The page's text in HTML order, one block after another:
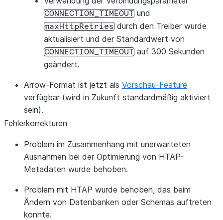
CONNECTION_TIMEOUT und
maxHttpRetries durch den Treiber wurde
aktualisiert und der Standardwert von
CONNECTION_TIMEOUT auf 300 Sekunden
geändert.
Arrow-Format ist jetzt als Vorschau-Feature
verfügbar (wird in Zukunft standardmäßig aktiviert
sein).
Fehlerkorrekturen
Problem im Zusammenhang mit unerwarteten
Ausnahmen bei der Optimierung von HTAP-
Metadaten wurde behoben.
Problem mit HTAP wurde behoben, das beim
Ändern von Datenbanken oder Schemas auftreten
konnte.